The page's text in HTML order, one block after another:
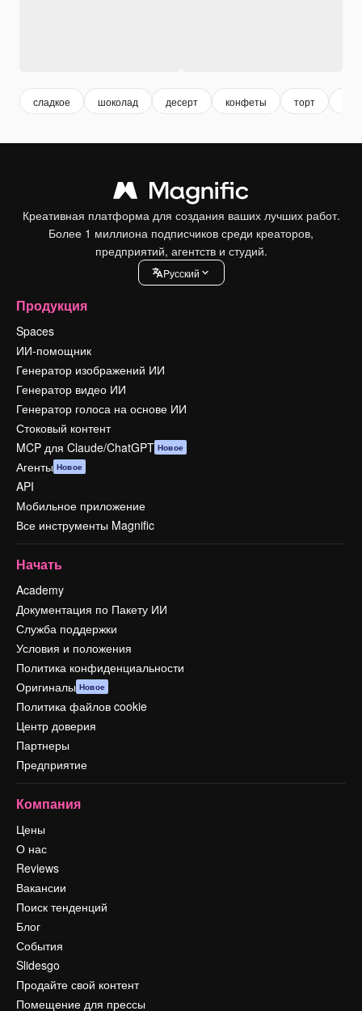
сладкое шоколад десерт конфеты торт
Креативная платформа для создания ваших лучших работ.
Более 1 миллиона подписчиков среди креаторов,
предприятий, агентств и студий.
Pусский
Продукция
Spaces
ИИ-помощник
Генератор изображений ИИ
Генератор видео ИИ
Генератор голоса на основе ИИ
Стоковый контент
MCP для Claude/ChatGPT Новое
Агенты Новое
API
Мобильное приложение
Все инструменты Magnific
Начать
Academy
Документация по Пакету ИИ
Служба поддержки
Условия и положения
Политика конфиденциальности
Оригиналы Новое
Политика файлов cookie
Центр доверия
Партнеры
Предприятие
Компания
Цены
О нас
Reviews
Вакансии
Поиск тенденций
Блог
События
Slidesgo
Продайте свой контент
Помещение для прессы